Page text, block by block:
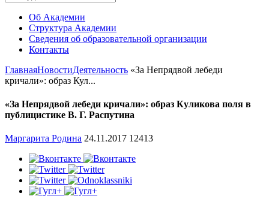
Об Академии
Структура Академии
Сведения об образовательной организации
Контакты
ГлавнаяНовостиДеятельность «За Непрядвой лебеди
кричали»: образ Кул...
«За Непрядвой лебеди кричали»: образ Куликова поля в
публицистике В. Г. Распутина
Маргарита Родина 24.11.2017 12413